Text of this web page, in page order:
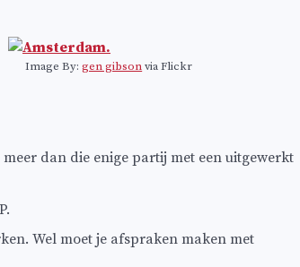
Image By:gen gibsonvia Flickr
dan die enige partij met een uitgewerkt
Wel moet je afspraken maken met